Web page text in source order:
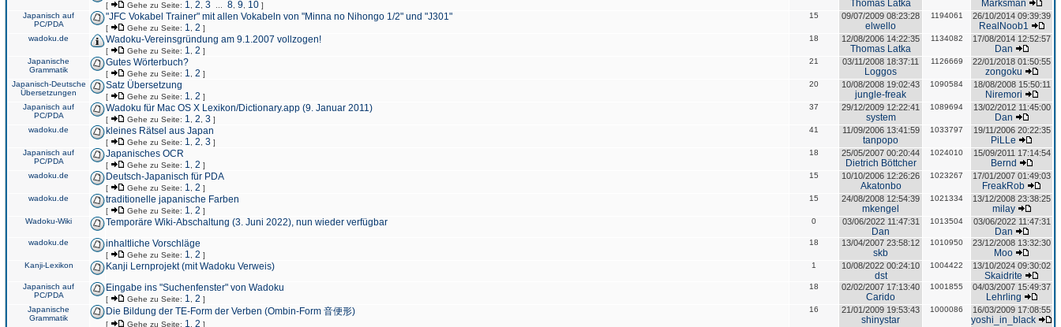
[ Gehe zu Seite: 1 2 3 8 9 10 ] Thomas Latka Marksman
Japanisch auf
PC/PDA
"JFC Vokabel Trainer" mit allen Vokabeln von "Minna no Nihongo 1/2" und "J301"
[ Gehe zu Seite: 1 2 ]
15 09/07/2009 08:23:28
elwello
1194061 26/10/2014 09:39:39
RealNoob1
wadoku.de Wadoku-Vereinsgründung am 9.1.2007 vollzogen!
[ Gehe zu Seite: 1 2 ]
18 12/08/2006 14:22:35
Thomas Latka
1134082 17/08/2014 12:52:57
Dan
Japanische
Grammatik
Gutes Wörterbuch?
[ Gehe zu Seite: 1 2 ]
21 03/11/2008 18:37:11
Loggos
1126669 22/01/2018 01:50:55
zongoku
Japanisch-Deutsche
Übersetzungen
Satz Übersetzung
[ Gehe zu Seite: 1 2 ]
20 10/08/2008 19:02:43
jungle-freak
1090584 18/08/2008 15:50:11
Niremori
Japanisch auf
PC/PDA
Wadoku für Mac OS X Lexikon/Dictionary.app (9. Januar 2011)
[ Gehe zu Seite: 1 2 3 ]
37 29/12/2009 12:22:41
system
1089694 13/02/2012 11:45:00
Dan
wadoku.de kleines Rätsel aus Japan
[ Gehe zu Seite: 1 2 3 ]
41 11/09/2006 13:41:59
tanpopo
1033797 19/11/2006 20:22:35
PiLLe
Japanisch auf
PC/PDA
Japanisches OCR
[ Gehe zu Seite: 1 2 ]
18 25/05/2007 00:20:44
Dietrich Böttcher
1024010 15/09/2011 17:14:54
Bernd
wadoku.de Deutsch-Japanisch für PDA
[ Gehe zu Seite: 1 2 ]
15 10/10/2006 12:26:26
Akatonbo
1023267 17/01/2007 01:49:03
FreakRob
wadoku.de traditionelle japanische Farben
[ Gehe zu Seite: 1 2 ]
15 24/08/2008 12:54:39
mkengel
1021334 13/12/2008 23:38:25
milay
Wadoku-Wiki Temporäre Wiki-Abschaltung (3. Juni 2022), nun wieder verfügbar 0 03/06/2022 11:47:31
Dan
1013504 03/06/2022 11:47:31
Dan
wadoku.de inhaltliche Vorschläge
[ Gehe zu Seite: 1 2 ]
18 13/04/2007 23:58:12
skb
1010950 23/12/2008 13:32:30
Moo
Kanji-Lexikon Kanji Lernprojekt (mit Wadoku Verweis) 1 10/08/2022 00:24:10
dst
1004422 13/10/2024 09:30:02
Skaidrite
Japanisch auf
PC/PDA
Eingabe ins "Suchenfenster" von Wadoku
[ Gehe zu Seite: 1 2 ]
18 02/02/2007 17:13:40
Carido
1001855 04/03/2007 15:49:37
Lehrling
Japanische
Grammatik
Die Bildung der TE-Form der Verben (Ombin-Form 音便形)
[ Gehe zu Seite: 1 2 ]
16 21/01/2009 19:53:43
shinystar
1000086 16/03/2009 17:08:55
yoshi_in_black